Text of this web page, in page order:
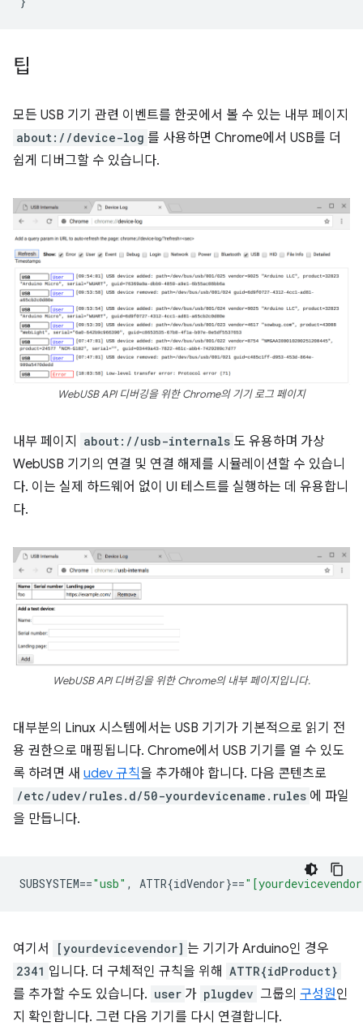
팁
모든 USB 기기 관련 이벤트를 한곳에서 볼 수 있는 내부 페이지
about://device-log 를 사용하면 Chrome에서 USB를 더
쉽게 디버그할 수 있습니다.
WebUSB API 디버깅을 위한 Chrome의 기기 로그 페이지
내부 페이지 about://usb-internals 도 유용하며 가상
WebUSB 기기의 연결 및 연결 해제를 시뮬레이션할 수 있습니
다. 이는 실제 하드웨어 없이 UI 테스트를 실행하는 데 유용합니
다.
WebUSB API 디버깅을 위한 Chrome의 내부 페이지입니다.
대부분의 Linux 시스템에서는 USB 기기가 기본적으로 읽기 전
용 권한으로 매핑됩니다. Chrome에서 USB 기기를 열 수 있도
록 하려면 새 udev 규칙을 추가해야 합니다. 다음 콘텐츠로
/etc/udev/rules.d/50-yourdevicename.rules 에 파일
을 만듭니다.
SUBSYSTEM=="usb" , ATTR{idVendor}==
여기서 [yourdevicevendor] 는 기기가 Arduino인 경우
2341 입니다. 더 구체적인 규칙을 위해 ATTR{idProduct}
를 추가할 수도 있습니다. user 가 plugdev 그룹의 구성원인
지 확인합니다. 그런 다음 기기를 다시 연결합니다.